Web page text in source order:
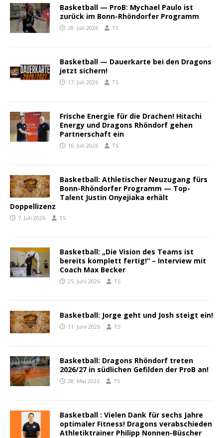
Basketball — ProB: Mychael Paulo ist
zurück im Bonn-Rhöndorfer Programm
28. Juli 2026 TS
Basketball — Dauerkarte bei den Dragons
jetzt sichern!
17. Juli 2026 TS
Frische Energie für die Drachen! Hitachi
Energy und Dragons Rhöndorf gehen
Partnerschaft ein
16. Juli 2026 TS
Basketball: Athletischer Neuzugang fürs
Bonn-Rhöndorfer Programm — Top-
Talent Justin Onyejiaka erhält
Doppellizenz
7. Juli 2026 TS
Basketball: „Die Vision des Teams ist
bereits komplett fertig!“ – Interview mit
Coach Max Becker
25. Juni 2026 TS
Basketball: Jorge geht und Josh steigt ein!
11. Juni 2026 TS
Basketball: Dragons Rhöndorf treten
2026/27 in südlichen Gefilden der ProB an!
28. Mai 2026 TS
Basketball : Vielen Dank für sechs Jahre
optimaler Fitness! Dragons verabschieden
Athletiktrainer Philipp Nonnen-Büscher